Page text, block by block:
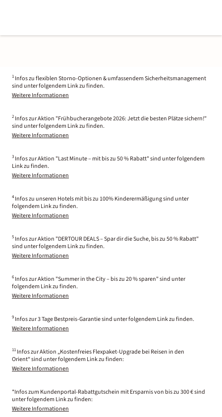
1 Infos zu flexiblen Storno-Optionen & umfassendem Sicherheitsmanagement
sind unter folgendem Link zu finden.
Weitere Informationen
2 Infos zur Aktion "Frühbucherangebote 2026: Jetzt die besten Plätze sichern!"
sind unter folgendem Link zu finden.
Weitere Informationen
3 Infos zur Aktion "Last Minute – mit bis zu 50 % Rabatt" sind unter folgendem
Link zu finden.
Weitere Informationen
4 Infos zu unseren Hotels mit bis zu 100% Kinderermäßigung sind unter
folgendem Link zu finden.
Weitere Informationen
5 Infos zur Aktion "DERTOUR DEALS – Spar dir die Suche, bis zu 50 % Rabatt"
sind unter folgendem Link zu finden.
Weitere Informationen
6 Infos zur Aktion "Summer in the City – bis zu 20 % sparen" sind unter
folgendem Link zu finden.
Weitere Informationen
9 Infos zur 3 Tage Bestpreis-Garantie sind unter folgendem Link zu finden.
Weitere Informationen
11 Infos zur Aktion „Kostenfreies Flexpaket-Upgrade bei Reisen in den
Orient“ sind unter folgendem Link zu finden:
Weitere Informationen
*Infos zum Kundenportal-Rabattgutschein mit Ersparnis von bis zu 300 € sind
unter folgendem Link zu finden:
Weitere Informationen